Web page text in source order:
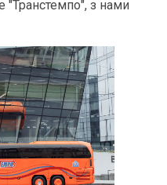
"Транстемпо", з нами